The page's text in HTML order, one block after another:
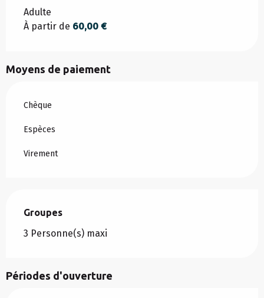
Adulte
À partir de 60,00 €
Moyens de paiement
Chèque
Espèces
Virement
Groupes
Groupes
3 Personne(s) maxi
Périodes d'ouverture